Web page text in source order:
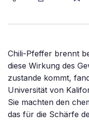
Chili-Pfeffer brennt
diese Wirkung des
zustande kommt,
Universität von
Sie machten den
das für die Schärfe